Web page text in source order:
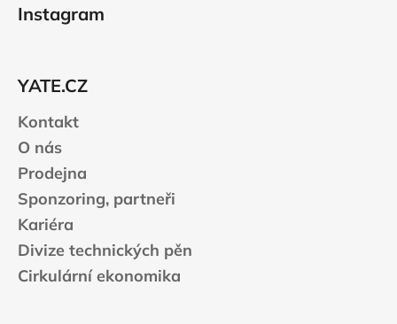
Instagram
YATE.CZ
Kontakt
O nás
Prodejna
Sponzoring, partneři
Kariéra
Divize technických pěn
Cirkulární ekonomika